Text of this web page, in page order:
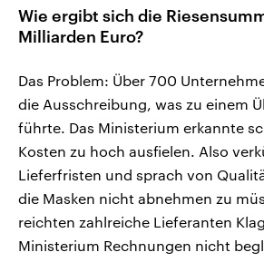
Wie ergibt sich die
Milliarden Euro?
Das Problem: Über 700
die Ausschreibung, was zu einem
führte. Das Ministerium erkannte
Kosten zu hoch ausfielen. Also
Lieferfristen und sprach von
die Masken nicht abnehmen zu
reichten zahlreiche Lieferanten
Ministerium Rechnungen nicht